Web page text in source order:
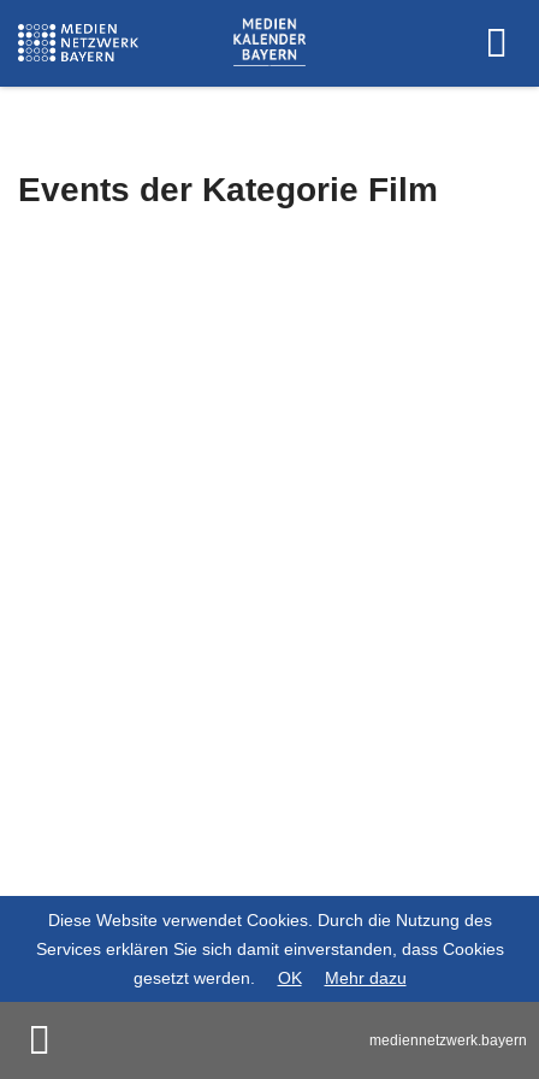
Events der Kategorie Film
mediennetzwerk.bayern
Diese Website verwendet Cookies. Durch die Nutzung des
Services erklären Sie sich damit einverstanden, dass Cookies
gesetzt werden.
OK Mehr dazu